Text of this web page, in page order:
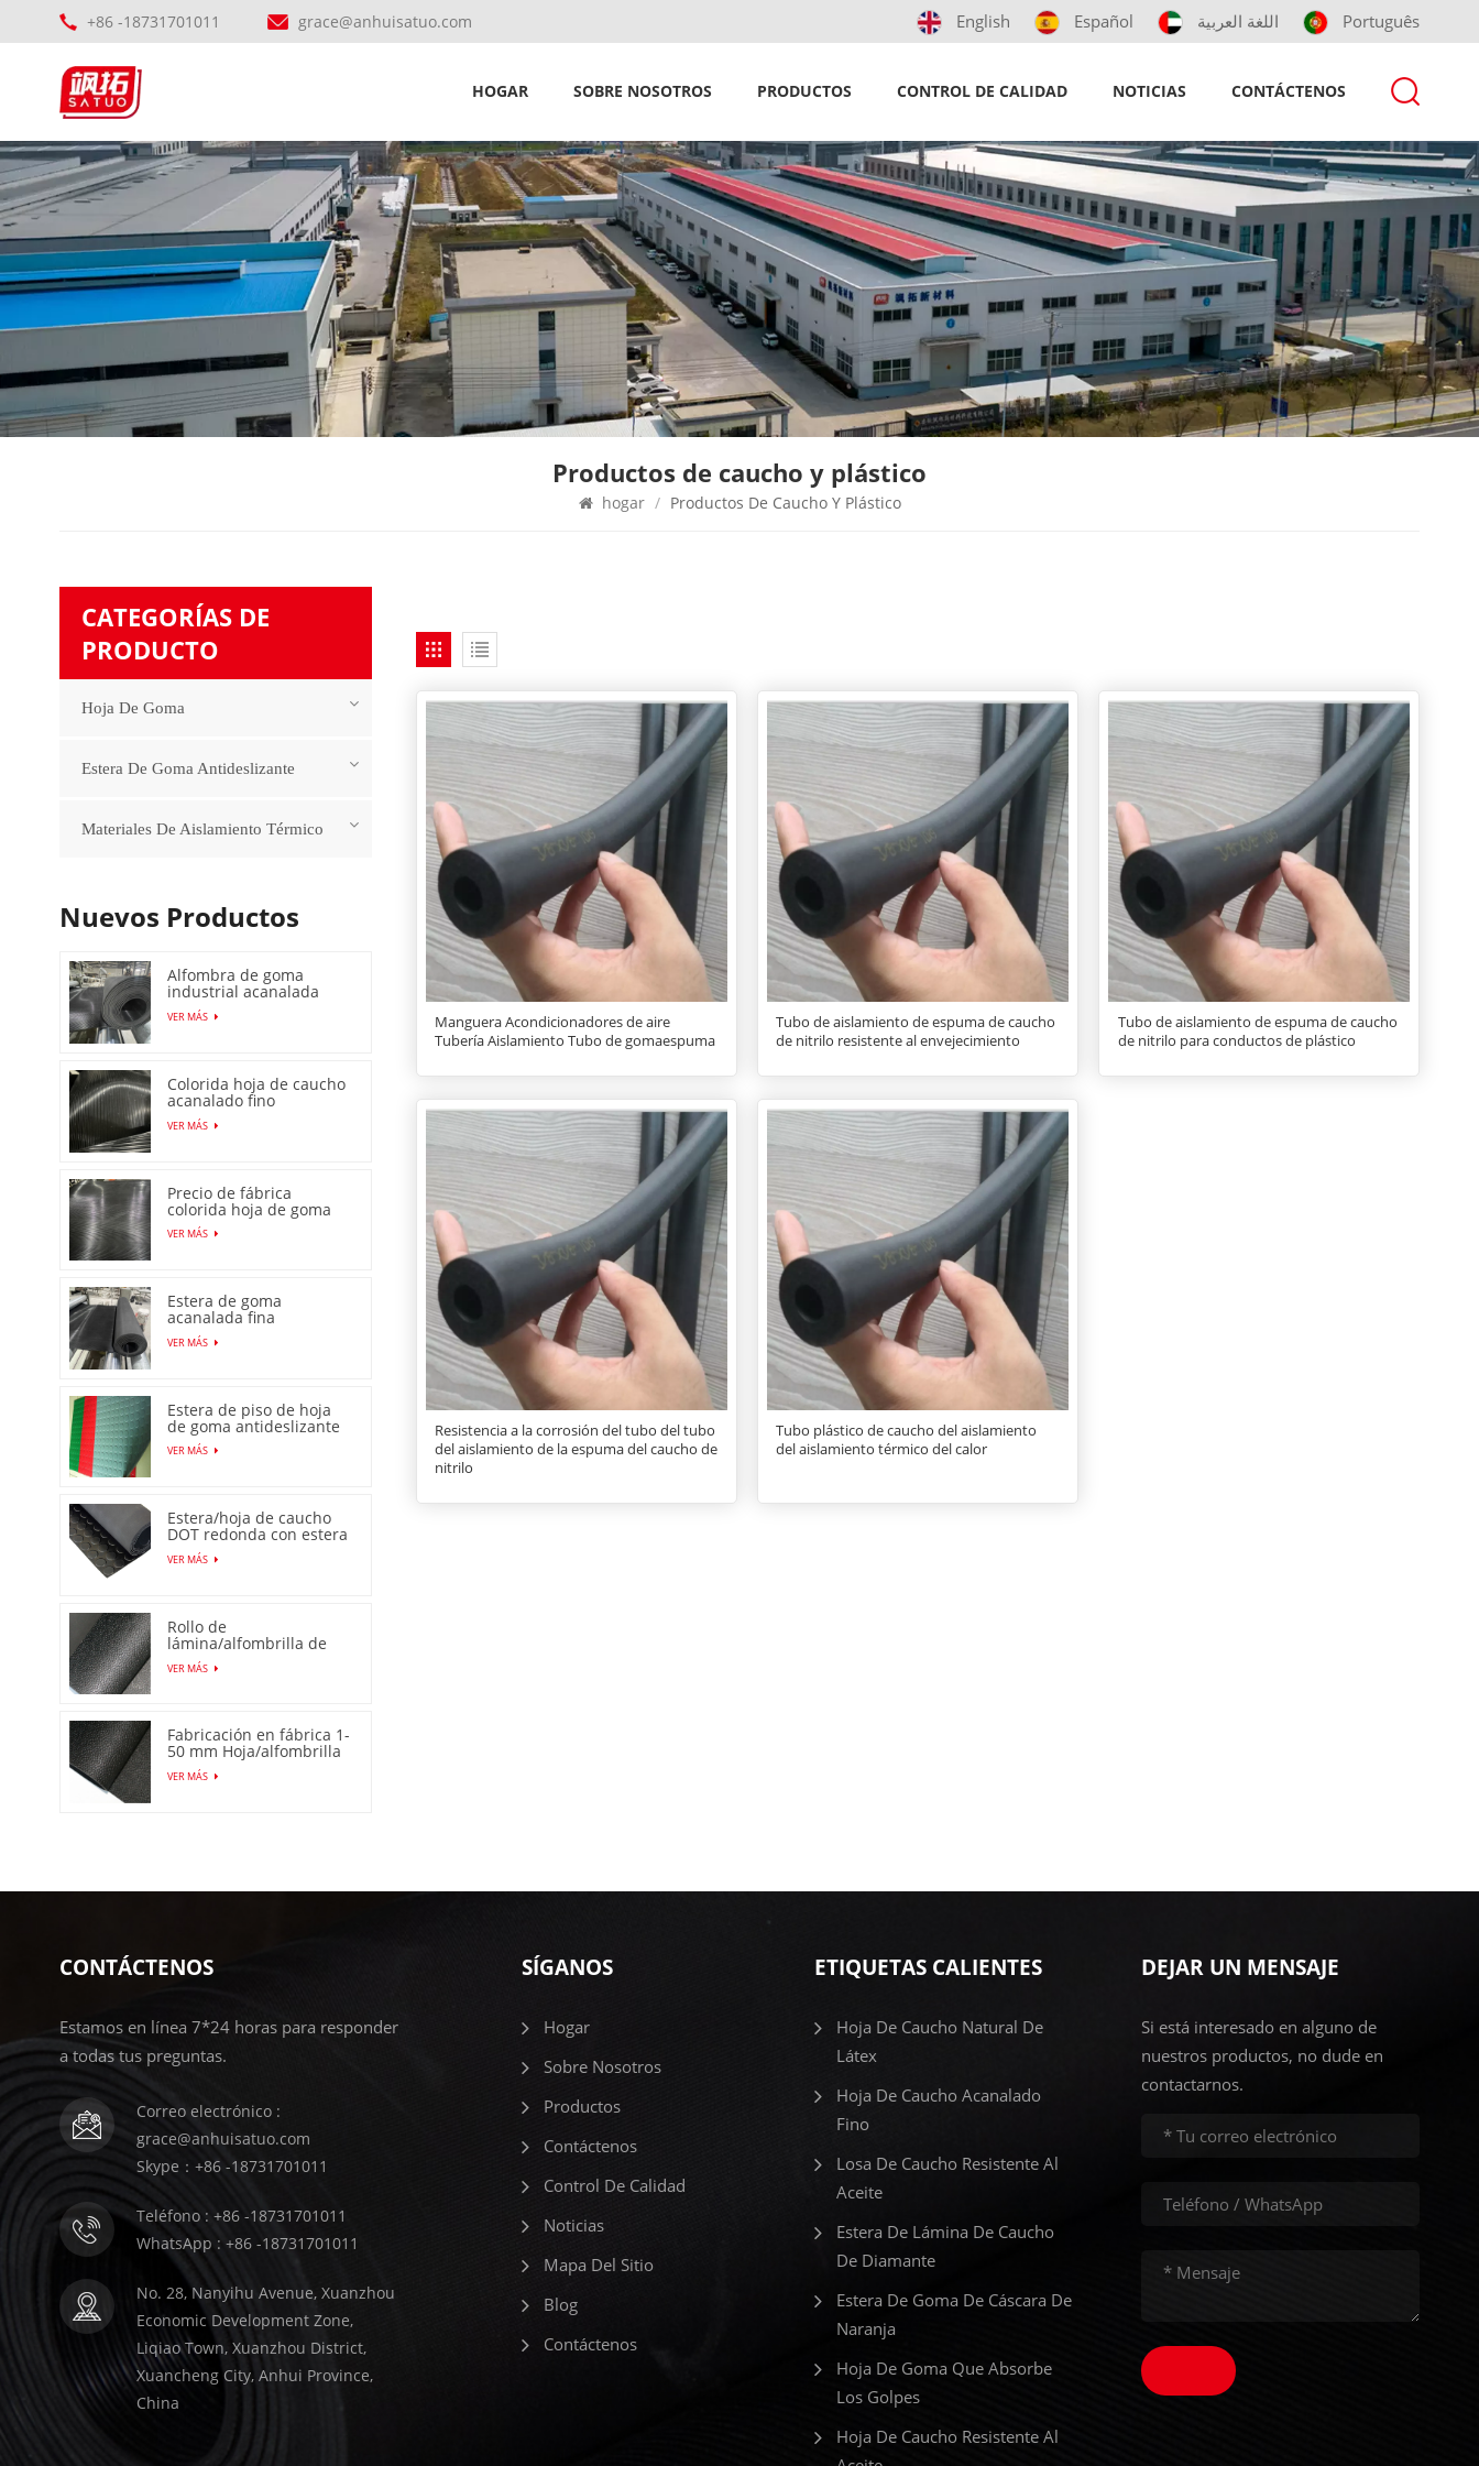
+86 -18731701011 grace@anhuisatuo.com English Español اللغة العربية Português
HOGAR SOBRE NOSOTROS PRODUCTOS CONTROL DE CALIDAD NOTICIAS CONTÁCTENOS
Productos de caucho y plástico
hogar / Productos De Caucho Y Plástico
Manguera Acondicionadores de aire
Tubería Aislamiento Tubo de gomaespuma
Tubo de aislamiento de espuma de caucho
de nitrilo resistente al envejecimiento
Tubo de aislamiento de espuma de caucho
de nitrilo para conductos de plástico
Resistencia a la corrosión del tubo del tubo
del aislamiento de la espuma del caucho de
nitrilo
Tubo plástico de caucho del aislamiento
del aislamiento térmico del calor
CATEGORÍAS DE
PRODUCTO
Hoja De Goma
Estera De Goma Antideslizante
Materiales De Aislamiento Térmico
Nuevos Productos
Alfombra de goma
industrial acanalada
fina de alta calidad
VER MÁS
Colorida hoja de caucho
acanalado fino
antideslizante con
precio bajo
VER MÁS
Precio de fábrica
colorida hoja de goma
acanalada fina
antideslizante
VER MÁS
Estera de goma
acanalada fina
antideslizante
producida en fábrica en
VER MÁS
Estera de piso de hoja
de goma antideslizante
con patrón de moneda
de venta caliente
VER MÁS
Estera/hoja de caucho
DOT redonda con estera
de perno prisionero
VER MÁS
Rollo de
lámina/alfombrilla de
goma antideslizante de
piel de naranja
VER MÁS
Fabricación en fábrica 1-
50 mm Hoja/alfombrilla
de goma de piel de
naranja antideslizante
VER MÁS
CONTÁCTENOS
Estamos en línea 7*24 horas para responder
a todas tus preguntas.
Correo electrónico :
grace@anhuisatuo.com
Skype：+86 -18731701011
Teléfono : +86 -18731701011
WhatsApp : +86 -18731701011
No. 28, Nanyihu Avenue, Xuanzhou
Economic Development Zone,
Liqiao Town, Xuanzhou District,
Xuancheng City, Anhui Province,
China
SÍGANOS
Hogar
Sobre Nosotros
Productos
Contáctenos
Control De Calidad
Noticias
Mapa Del Sitio
Blog
Contáctenos
ETIQUETAS CALIENTES
Hoja De Caucho Natural De
Látex
Hoja De Caucho Acanalado
Fino
Losa De Caucho Resistente Al
Aceite
Estera De Lámina De Caucho
De Diamante
Estera De Goma De Cáscara De
Naranja
Hoja De Goma Que Absorbe
Los Golpes
Hoja De Caucho Resistente Al
DEJAR UN MENSAJE
Si está interesado en alguno de
nuestros productos, no dude en
contactarnos.